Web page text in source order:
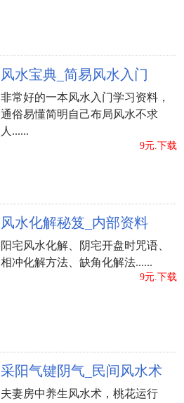
风水宝典_简易风水入门
非常好的一本风水入门学习资料，
通俗易懂简明自己布局风水不求
人......
9元.下载
风水化解秘笈_内部资料
阳宅风水化解、阴宅开盘时咒语、
相冲化解方法、缺角化解法......
9元.下载
采阳气键阴气_民间风水术
夫妻房中养生风水术，桃花运行